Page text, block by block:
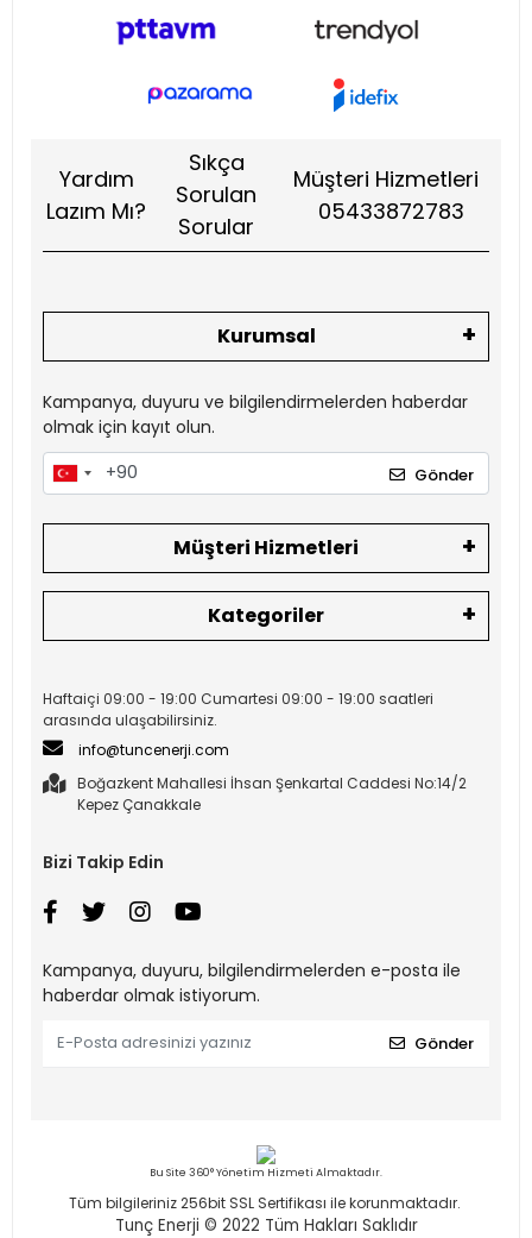
Yardım
Lazım Mı?
Sıkça
Sorulan
Sorular
Müşteri Hizmetleri
05433872783
Kurumsal
Kampanya, duyuru ve bilgilendirmelerden haberdar
olmak için kayıt olun.
Gönder
Müşteri Hizmetleri
Kategoriler
Haftaiçi 09:00 - 19:00 Cumartesi 09:00 - 19:00 saatleri
arasında ulaşabilirsiniz.
info@tuncenerji.com
Boğazkent Mahallesi İhsan Şenkartal Caddesi No:14/2
Kepez Çanakkale
Bizi Takip Edin
Kampanya, duyuru, bilgilendirmelerden e-posta ile
haberdar olmak istiyorum.
Gönder
Bu Site 360° Yönetim Hizmeti Almaktadır.
Tüm bilgileriniz 256bit SSL Sertifikası ile korunmaktadır.
Tunç Enerji © 2022 Tüm Hakları Saklıdır